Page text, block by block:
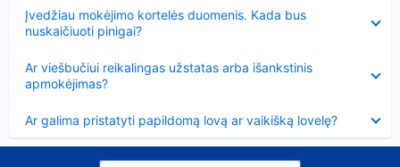
Įvedžiau mokėjimo kortelės duomenis. Kada bus
nuskaičiuoti pinigai?
Ar viešbučiui reikalingas užstatas arba išankstinis
apmokėjimas?
Ar galima pristatyti papildomą lovą ar vaikišką lovelę?